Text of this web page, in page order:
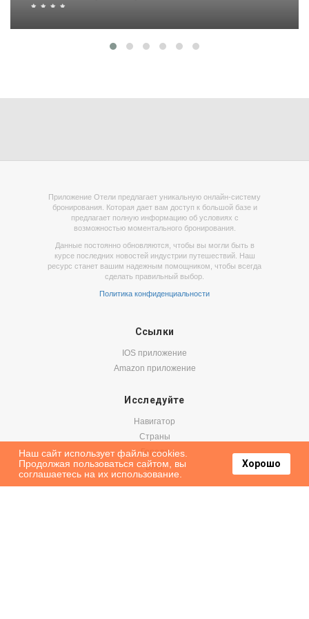
Приложение Отели предлагает уникальную онлайн-систему
бронирования. Которая дает вам доступ к большой базе и
предлагает полную информацию об условиях с
возможностью моментального бронирования.
Данные постоянно обновляются, чтобы вы могли быть в
курсе последних новостей индустрии путешествий. Наш
ресурс станет вашим надежным помощником, чтобы всегда
сделать правильный выбор.
Политика конфиденциальности
Ссылки
IOS приложение
Amazon приложение
Исследуйте
Навигатор
Страны
Города
Блог
Наш сайт использует файлы cookies.
Продолжая пользоваться сайтом, вы
соглашаетесь на их использование.
Хорошо